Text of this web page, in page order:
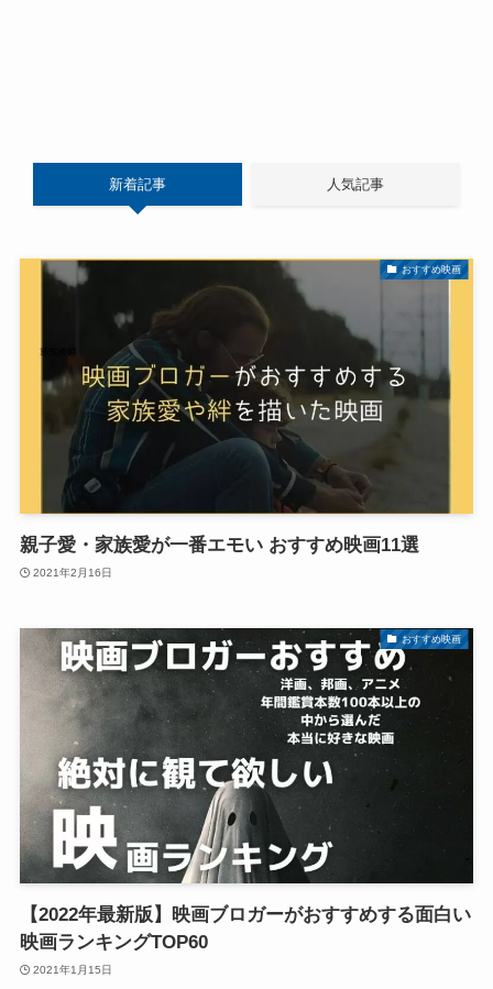
新着記事 人気記事
おすすめ映画
親子愛・家族愛が一番エモい おすすめ映画11選
2021年2月16日
おすすめ映画
【2022年最新版】映画ブロガーがおすすめする面白い
映画ランキングTOP60
2021年1月15日